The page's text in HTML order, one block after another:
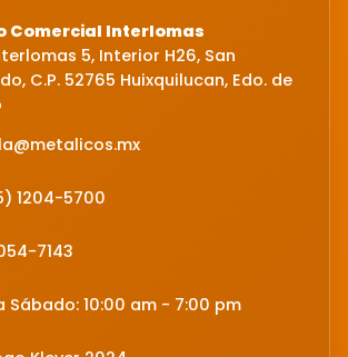
Comercial Interlomas
5, Interior H26, San
C.P. 52765 Huixquilucan, Edo. de
1204-5700
7143
Sábado: 10:00 am - 7:00 pm